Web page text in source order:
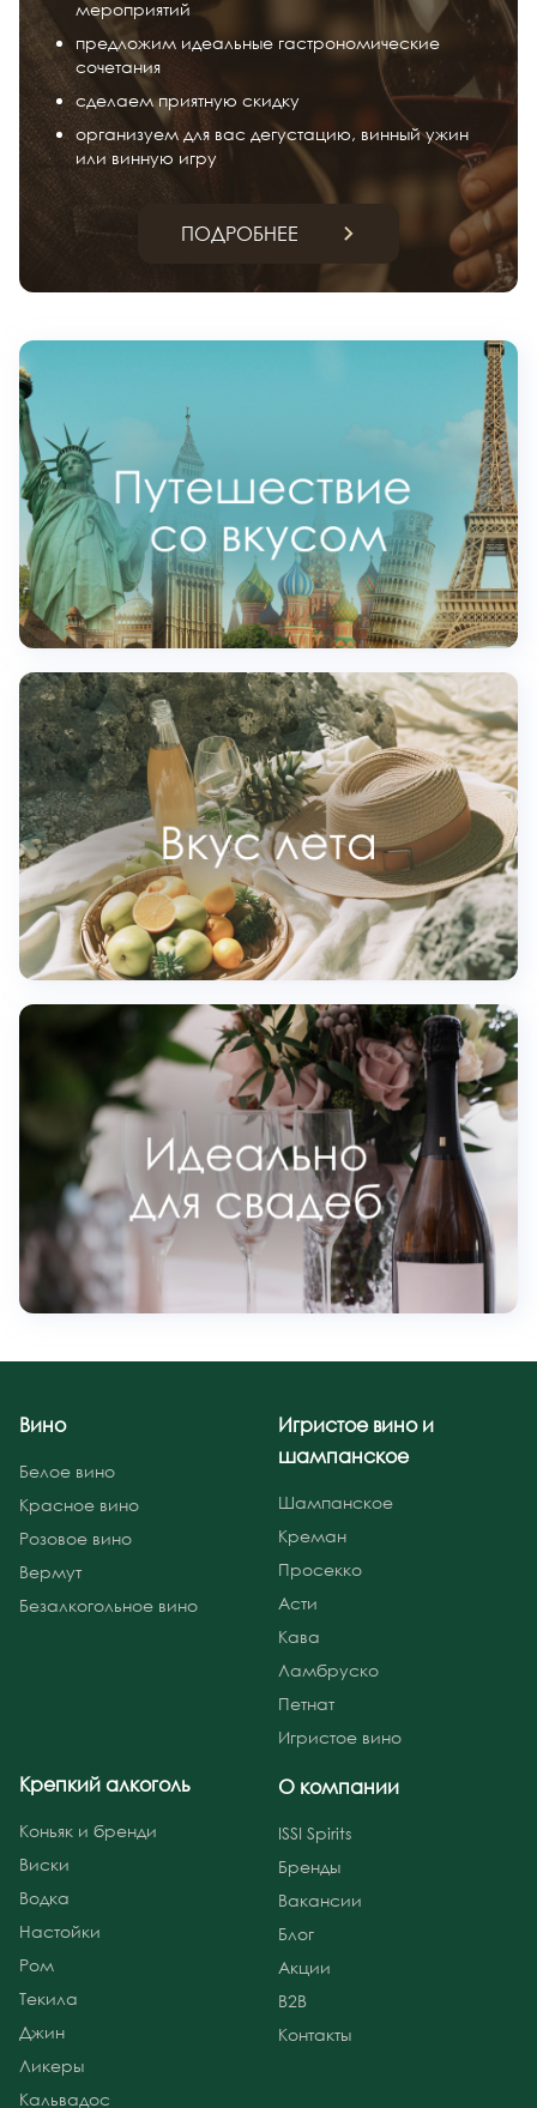
мероприятий
предложим идеальные гастрономические
сочетания
сделаем приятную скидку
организуем для вас дегустацию, винный ужин
или винную игру
ПОДРОБНЕЕ
Вино
Белое вино
Красное вино
Розовое вино
Вермут
Безалкогольное вино
Игристое вино и
шампанское
Шампанское
Креман
Просекко
Асти
Кава
Ламбруско
Петнат
Игристое вино
Крепкий алкоголь
Коньяк и бренди
Виски
Водка
Настойки
Ром
Текила
Джин
Ликеры
Кальвадос
О компании
ISSI Spirits
Бренды
Вакансии
Блог
Акции
B2B
Контакты